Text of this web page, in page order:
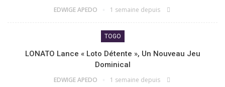
EDWIGE APEDO 1 semaine depuis
TOGO
LONATO Lance « Loto Détente », Un Nouveau Jeu
Dominical
EDWIGE APEDO 1 semaine depuis